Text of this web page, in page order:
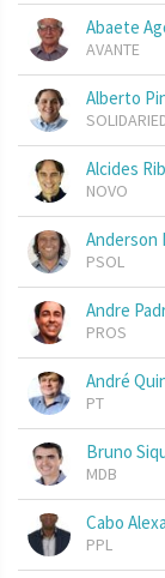
Abaete
AVANTE
Alberto
Alcides
NOVO
Anderson
PSOL
Andre
PROS
André
PT
Bruno
MDB
Cabo
PPL